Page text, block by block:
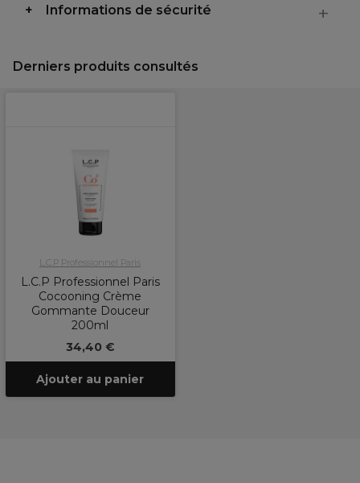
Informations de sécurité
Derniers produits consultés
L.C.P Professionnel Paris
L.C.P Professionnel Paris
Cocooning Crème
Gommante Douceur
200ml
34,40 €
Ajouter au panier